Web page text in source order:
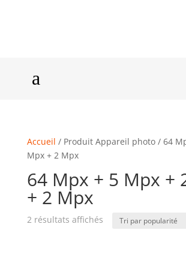
a
Accueil / Produit Appareil photo / 64
Mpx + 2 Mpx
64 Mpx + 5 Mpx +
+ 2 Mpx
2 résultats affichés